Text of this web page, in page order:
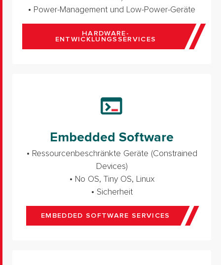
• Power-Management und Low-Power-Geräte
HARDWARE-
ENTWICKLUNGSSERVICES
Embedded Software
• Ressourcenbeschränkte Geräte (Constrained
Devices)
• No OS, Tiny OS, Linux
• Sicherheit
EMBEDDED SOFTWARE SERVICES